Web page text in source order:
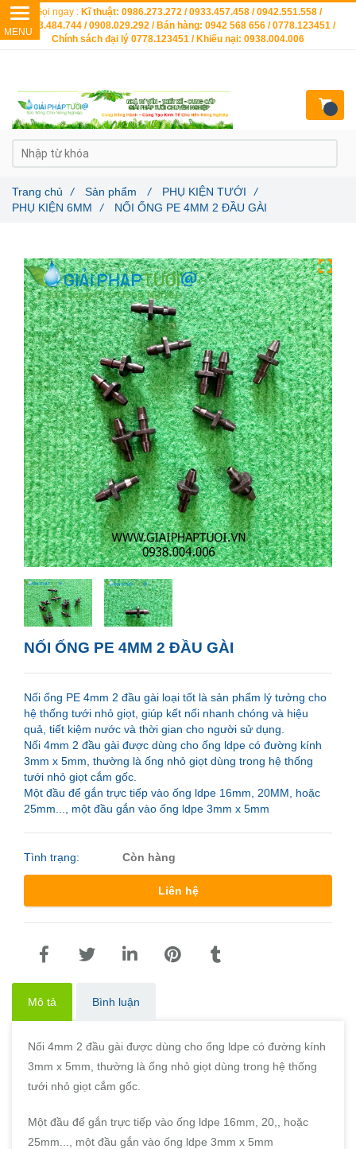
NỐI ỐNG PE 4MM 2 ĐẦU GÀI
Nối ống PE 4mm 2 đầu gài loại tốt là sản phẩm lý tưởng cho
hệ thống tưới nhỏ giọt, giúp kết nối nhanh chóng và hiệu
quả, tiết kiệm nước và thời gian cho người sử dụng.
Nối 4mm 2 đầu gài được dùng cho ống ldpe có đường kính
3mm x 5mm, thường là ống nhỏ giọt dùng trong hệ thống
tưới nhỏ giọt cắm gốc.
Một đầu để gắn trực tiếp vào ống ldpe 16mm, 20MM, hoặc
25mm..., một đầu gắn vào ống ldpe 3mm x 5mm
Tình trạng: Còn hàng
Liên hệ
Mô tả Bình luận
Nối 4mm 2 đầu gài được dùng cho ống ldpe có đường kính
3mm x 5mm, thường là ống nhỏ giọt dùng trong hệ thống
tưới nhỏ giọt cắm gốc.
Một đầu để gắn trực tiếp vào ống ldpe 16mm, 20,, hoặc
25mm..., một đầu gắn vào ống ldpe 3mm x 5mm
Trang chủ / Sản phẩm / PHỤ KIỆN TƯỚI
/
PHỤ KIỆN 6MM
/ NỐI ỐNG PE 4MM 2 ĐẦU GÀI
Gọi ngay : Kĩ thuật: 0986.273.272 / 0933.457.458 / 0942.551.558 /
0903.484.744 / 0908.029.292 / Bán hàng: 0942 568 656 / 0778.123451 /
Chính sách đại lý 0778.123451 / Khiếu nại: 0938.004.006